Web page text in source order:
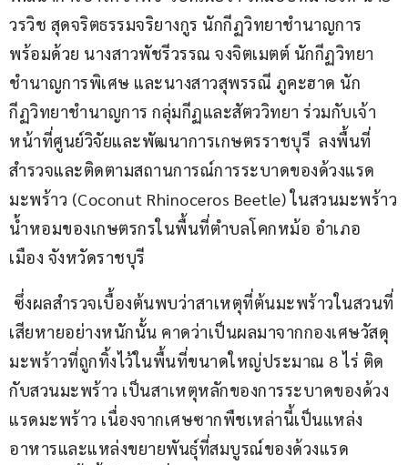
วรวิช สุดจริตธรรมจริยางกูร นักกีฏวิทยาชำนาญการ
พร้อมด้วย นางสาวพัชรีวรรณ จงจิตเมตต์ นักกีฏวิทยา
ชำนาญการพิเศษ และนางสาวสุพรรณี ภูคะฮาด นัก
กีฏวิทยาชำนาญการ กลุ่มกีฏและสัตววิทยา ร่วมกับเจ้า
หน้าที่ศูนย์วิจัยและพัฒนาการเกษตรราชบุรี  ลงพื้นที่
สำรวจและติดตามสถานการณ์การระบาดของด้วงแรด
มะพร้าว (Coconut Rhinoceros Beetle) ในสวนมะพร้าว
น้ำหอมของเกษตรกรในพื้นที่ตำบลโคกหม้อ อำเภอ
เมือง จังหวัดราชบุรี
ซึ่งผลสำรวจเบื้องต้นพบว่าสาเหตุที่ต้นมะพร้าวในสวนที่
เสียหายอย่างหนักนั้น คาดว่าเป็นผลมาจากกองเศษวัสดุ
มะพร้าวที่ถูกทิ้งไว้ในพื้นที่ขนาดใหญ่ประมาณ 8 ไร่ ติด
กับสวนมะพร้าว เป็นสาเหตุหลักของการระบาดของด้วง
แรดมะพร้าว เนื่องจากเศษซากพืชเหล่านี้เป็นแหล่ง
อาหารและแหล่งขยายพันธุ์ที่สมบูรณ์ของด้วงแรด